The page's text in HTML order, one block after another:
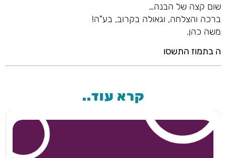
שום קצה של הבנה…
ברכה והצלחה, וגאולה בקרוב, בע"ה!
משה כהן.
ה בתמוז התשסו
קרא עוד..